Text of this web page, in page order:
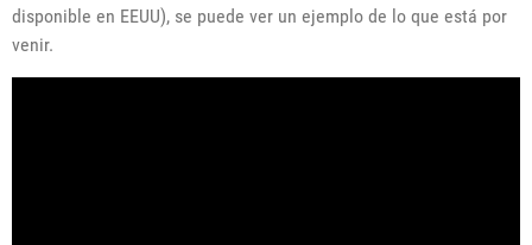
disponible en EEUU), se puede ver un ejemplo de lo que está por
venir.